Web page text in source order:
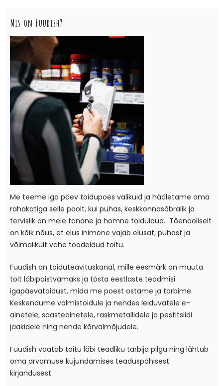
Mis on Fuudish?
Me teeme iga päev toidupoes valikuid ja hääletame oma
rahakotiga selle poolt, kui puhas, keskkonnasõbralik ja
tervislik on meie tänane ja homne toidulaud. Tõenäoliselt
on kõik nõus, et elus inimene vajab elusat, puhast ja
võimalikult vähe töödeldud toitu.
Fuudish on toiduteavituskanal, mille eesmärk on muuta
toit läbipaistvamaks ja tõsta eestlaste teadmisi
igapäevatoidust, mida me poest ostame ja tarbime.
Keskendume valmistoidule ja nendes leiduvatele e-
ainetele, saasteainetele, raskmetallidele ja pestitsiidi
jääkidele ning nende kõrvalmõjudele.
Fuudish vaatab toitu läbi teadliku tarbija pilgu ning lähtub
oma arvamuse kujundamises teaduspõhisest
kirjandusest.